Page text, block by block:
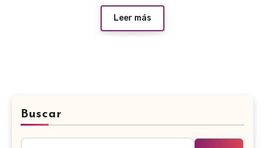
Leer más
Buscar